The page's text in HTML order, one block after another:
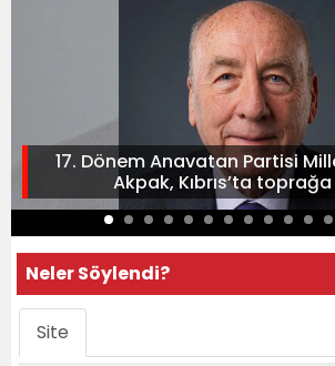
17. Dönem Anavatan Partisi
Akpak, Kıbrıs’ta
Neler Söylendi?
Site